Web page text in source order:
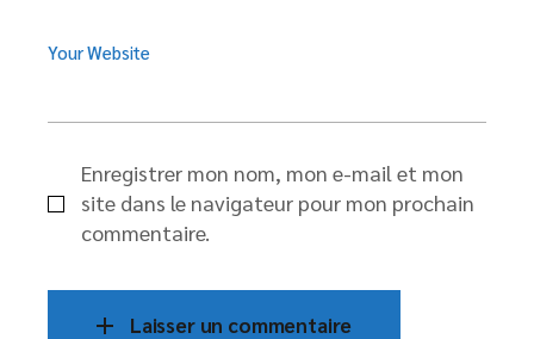
Your Website
Enregistrer mon nom, mon e-mail et mon
site dans le navigateur pour mon prochain
commentaire.
Laisser un commentaire